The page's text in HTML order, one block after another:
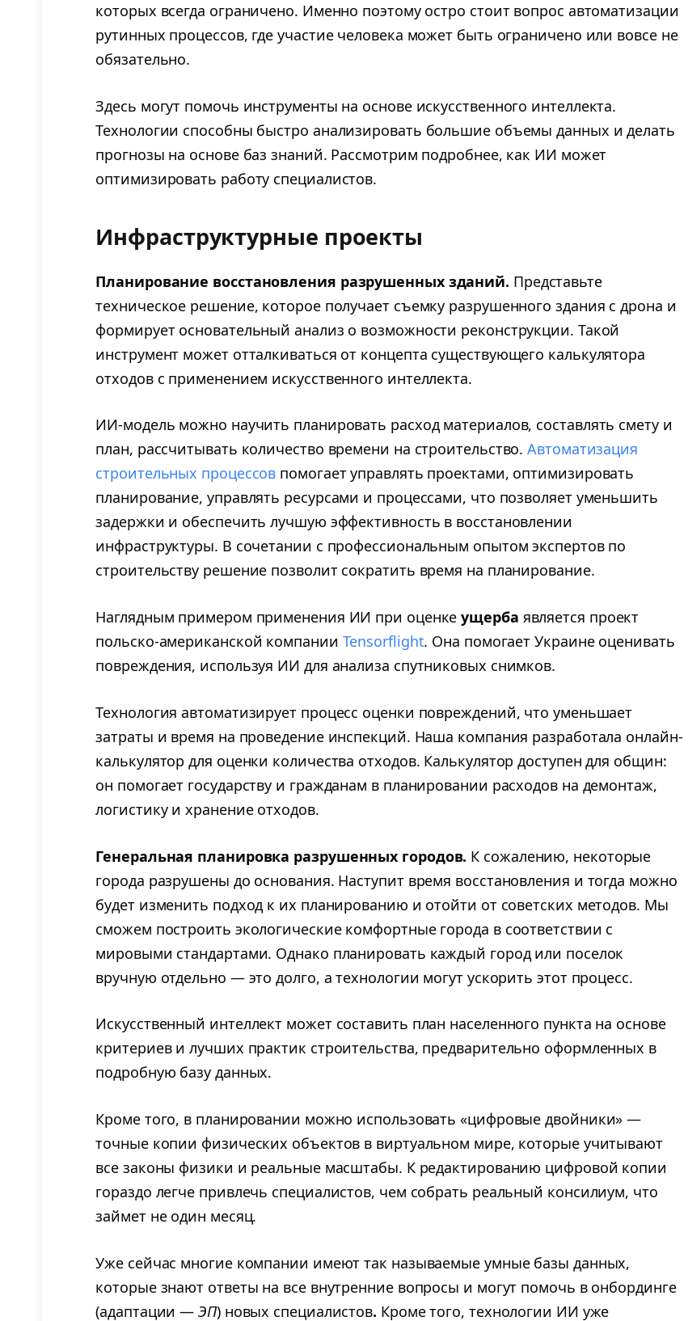
которых всегда ограничено. Именно поэтому остро стоит вопрос автоматизации
рутинных процессов, где участие человека может быть ограничено или вовсе не
обязательно.
Здесь могут помочь инструменты на основе искусственного интеллекта.
Технологии способны быстро анализировать большие объемы данных и делать
прогнозы на основе баз знаний. Рассмотрим подробнее, как ИИ может
оптимизировать работу специалистов.
Инфраструктурные проекты
Планирование восстановления разрушенных зданий. Представьте
техническое решение, которое получает съемку разрушенного здания с дрона и
формирует основательный анализ о возможности реконструкции. Такой
инструмент может отталкиваться от концепта существующего калькулятора
отходов с применением искусственного интеллекта.
ИИ-модель можно научить планировать расход материалов, составлять смету и
план, рассчитывать количество времени на строительство.Автоматизация
строительных процессов помогает управлять проектами, оптимизировать
планирование, управлять ресурсами и процессами, что позволяет уменьшить
задержки и обеспечить лучшую эффективность в восстановлении
инфраструктуры. В сочетании с профессиональным опытом экспертов по
строительству решение позволит сократить время на планирование.
Наглядным примером применения ИИ при оценкеущерба является проект
польско-американской компании Tensorflight. Она помогает Украине оценивать
повреждения, используя ИИ для анализа спутниковых снимков.
Технология автоматизирует процесс оценки повреждений, что уменьшает
затраты и время на проведение инспекций. Наша компания разработала онлайн-
калькулятор для оценки количества отходов. Калькулятор доступен для общин:
он помогает государству и гражданам в планировании расходов на демонтаж,
логистику и хранение отходов.
Генеральная планировка разрушенных городов. К сожалению, некоторые
города разрушены до основания. Наступит время восстановления и тогда можно
будет изменить подход к их планированию и отойти от советских методов. Мы
сможем построить экологические комфортные города в соответствии с
мировыми стандартами. Однако планировать каждый город или поселок
вручную отдельно — это долго, а технологии могут ускорить этот процесс.
Искусственный интеллект может составить план населенного пункта на основе
критериев и лучших практик строительства, предварительно оформленных в
подробную базу данных.
Кроме того, в планировании можно использовать «цифровые двойники» —
точные копии физических объектов в виртуальном мире, которые учитывают
все законы физики и реальные масштабы. К редактированию цифровой копии
гораздо легче привлечь специалистов, чем собрать реальный консилиум, что
займет не один месяц.
Уже сейчас многие компании имеют так называемые умные базы данных,
которые знают ответы на все внутренние вопросы и могут помочь в онбординге
(адаптации —ЭП) новых специалистов. Кроме того, технологии ИИ уже